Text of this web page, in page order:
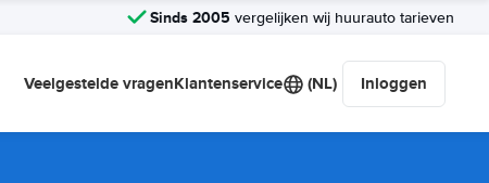
Sinds 2005 vergelijken wij huurauto tarieven
Veelgestelde vragenKlantenservice (NL) Inloggen